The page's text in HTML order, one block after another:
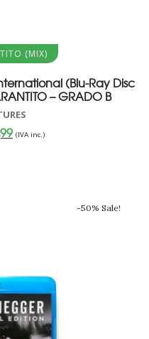
(MIX)
(Blu-Ray Disc
– GRADO B
Il
prezzo
(IVA inc.)
-50% Sale!